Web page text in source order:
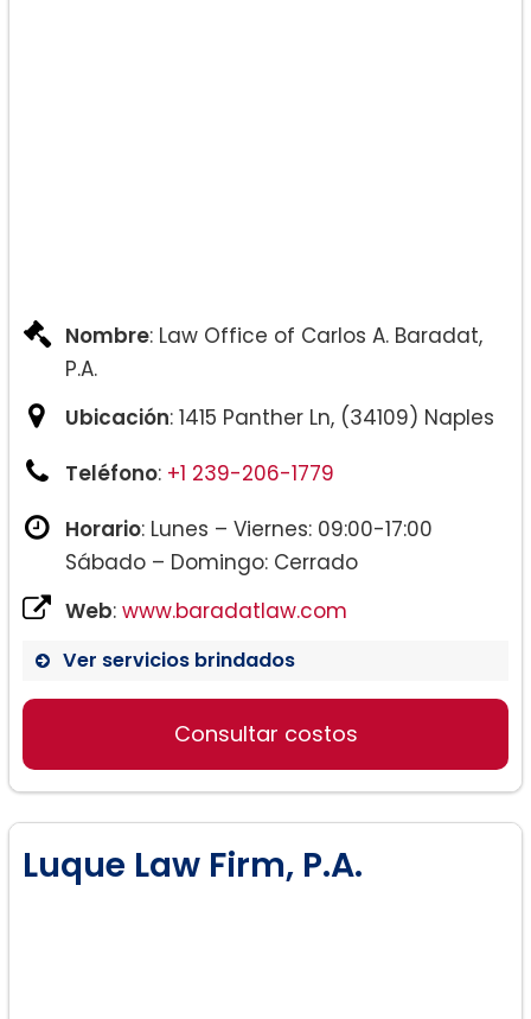
Nombre: Law Office of Carlos A. Baradat,
P.A.
Ubicación: 1415 Panther Ln, (34109) Naples
Teléfono: +1 239-206-1779
Horario: Lunes – Viernes: 09:00-17:00
Sábado – Domingo: Cerrado
Web: www.baradatlaw.com
Ver servicios brindados
Consultar costos
Luque Law Firm, P.A.